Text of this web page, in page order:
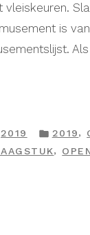
is
2019
IN
2019,
,